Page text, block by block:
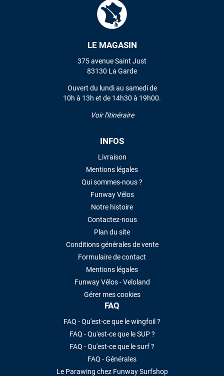
LE MAGASIN
375 avenue Saint Just
83130 La Garde
Ouvert du lundi au samedi de
10h à 13h et de 14h30 à 19h00.
Voir l'itinéraire
INFOS
Livraison
Mentions légales
Qui sommes-nous ?
Funway Vélos
Notre histoire
Contactez-nous
Plan du site
Conditions générales de vente
Formulaire de contact
Mentions légales
Funway Vélos - Veloland
Gérer mes cookies
FAQ
FAQ - Qu'est-ce que le wingfoil ?
FAQ - Qu'est-ce que le SUP ?
FAQ - Qu'est-ce que le surf ?
FAQ - Générales
Le Parawing chez Funway Surfshop